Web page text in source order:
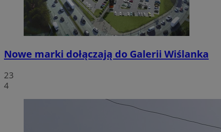
Nowe marki dołączają do Galerii Wiślanka
23
4